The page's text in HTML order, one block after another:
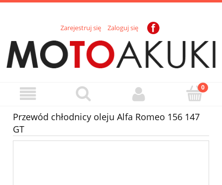
Zarejestruj się Zaloguj się
Przewód chłodnicy oleju Alfa Romeo 156 147
GT